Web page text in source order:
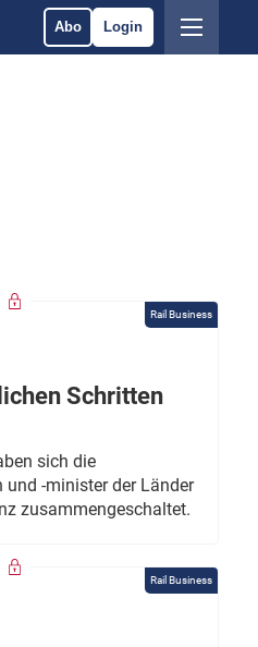
Abo Login
Rail Business
Schritten
sich die
-minister der Länder
zusammengeschaltet.
Rail Business